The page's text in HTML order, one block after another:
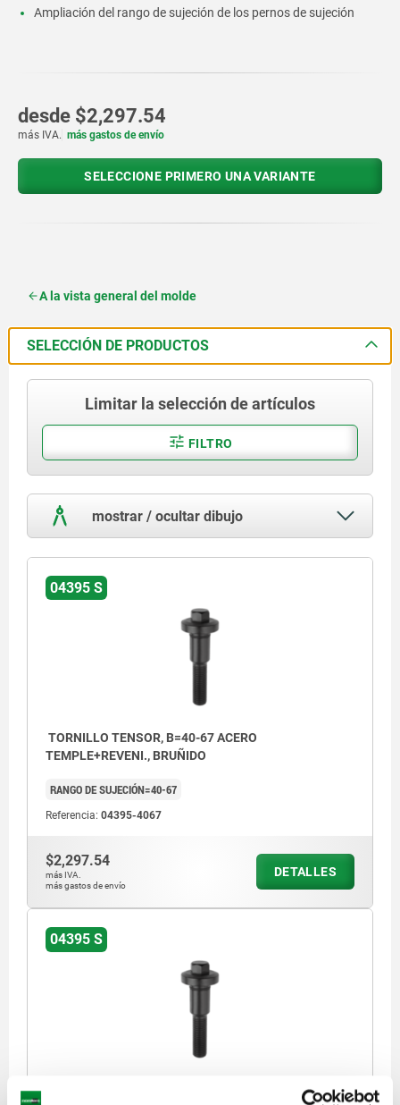
Ampliación del rango de sujeción de los pernos de sujeción
desde $2,297.54
más IVA. más gastos de envío
SELECCIONE PRIMERO UNA VARIANTE
A la vista general del molde
SELECCIÓN DE PRODUCTOS
Limitar la selección de artículos
FILTRO
mostrar / ocultar dibujo
04395 S
TORNILLO TENSOR, B=40-67 ACERO
TEMPLE+REVENI., BRUÑIDO
RANGO DE SUJECIÓN=40-67
Referencia: 04395-4067
$2,297.54
más IVA.
más gastos de envío
DETALLES
04395 S